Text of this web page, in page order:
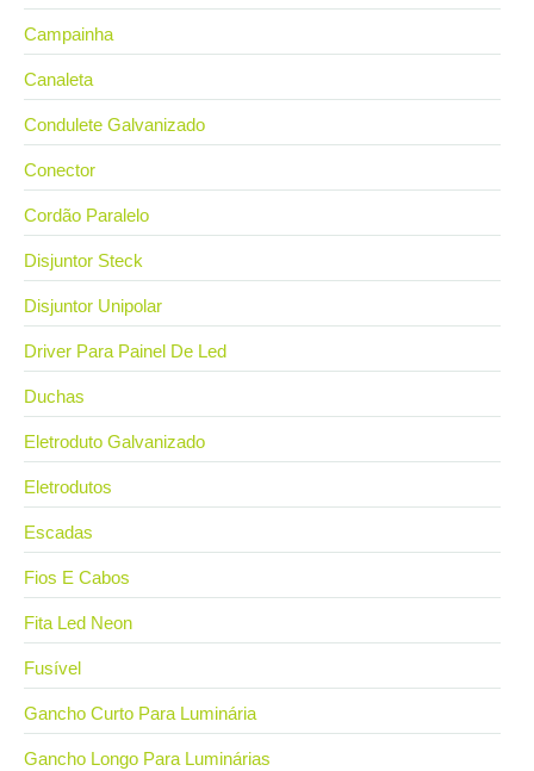
Campainha
Canaleta
Condulete Galvanizado
Conector
Cordão Paralelo
Disjuntor Steck
Disjuntor Unipolar
Driver Para Painel De Led
Duchas
Eletroduto Galvanizado
Eletrodutos
Escadas
Fios E Cabos
Fita Led Neon
Fusível
Gancho Curto Para Luminária
Gancho Longo Para Luminárias